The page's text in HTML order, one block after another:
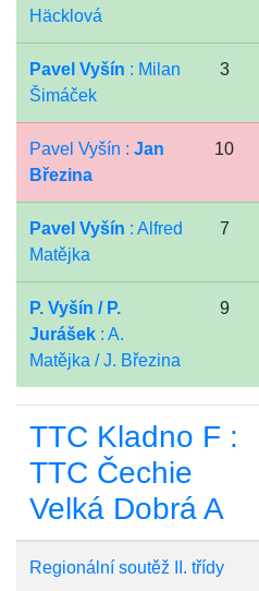
Häcklová
Pavel Vyšín : Milan
Šimáček
3
Pavel Vyšín : Jan
Březina
10
Pavel Vyšín : Alfred
Matějka
7
P. Vyšín / P.
Jurášek : A.
Matějka / J. Březina
9
TTC Kladno F :
TTC Čechie
Velká Dobrá A
Regionální soutěž II. třídy